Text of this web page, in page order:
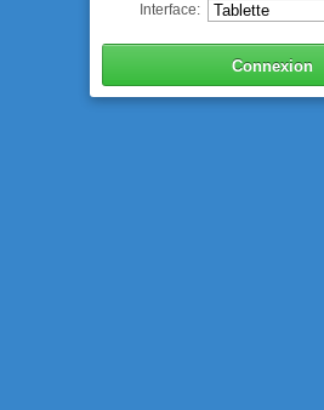
Interface: